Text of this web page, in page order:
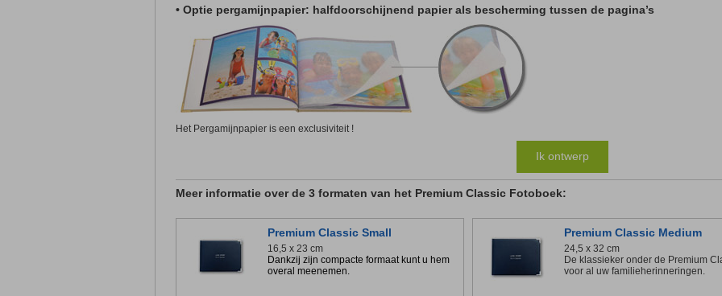
• Optie pergamijnpapier: halfdoorschijnend papier als bescherming tussen de pagina’s
Het Pergamijnpapier is een exclusiviteit !
Ik ontwerp
Meer informatie over de 3 formaten van het Premium Classic Fotoboek:
Premium Classic Small
16,5 x 23 cm
Dankzij zijn compacte formaat kunt u hem
overal meenemen.
Premium Classic Medium
24,5 x 32 cm
De klassieker onder de Premium
voor al uw familieherinneringen.